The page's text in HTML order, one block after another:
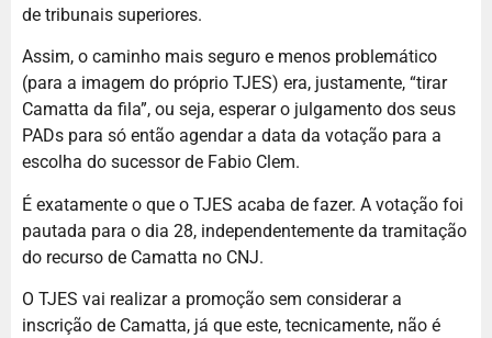
de tribunais superiores.
Assim, o caminho mais seguro e menos problemático
(para a imagem do próprio TJES) era, justamente, “tirar
Camatta da fila”, ou seja, esperar o julgamento dos seus
PADs para só então agendar a data da votação para a
escolha do sucessor de Fabio Clem.
É exatamente o que o TJES acaba de fazer. A votação foi
pautada para o dia 28, independentemente da tramitação
do recurso de Camatta no CNJ.
O TJES vai realizar a promoção sem considerar a
inscrição de Camatta, já que este, tecnicamente, não é